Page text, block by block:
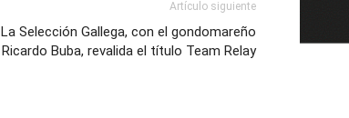
Artículo siguiente
La Selección Gallega, con el gondomareño
Ricardo Buba, revalida el título Team Relay